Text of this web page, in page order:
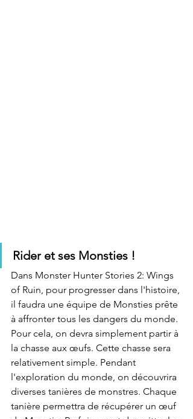
Rider et ses Monsties !
Dans Monster Hunter Stories 2: Wings
of Ruin, pour progresser dans l'histoire,
il faudra une équipe de Monsties prête
à affronter tous les dangers du monde.
Pour cela, on devra simplement partir à
la chasse aux œufs. Cette chasse sera
relativement simple. Pendant
l'exploration du monde, on découvrira
diverses tanières de monstres. Chaque
tanière permettra de récupérer un œuf